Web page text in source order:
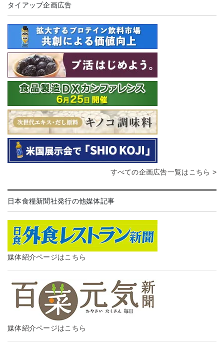
タイアップ企画広告
すべての企画広告一覧はこちら >
日本食糧新聞社発行の他媒体記事
媒体紹介ページはこちら
媒体紹介ページはこちら